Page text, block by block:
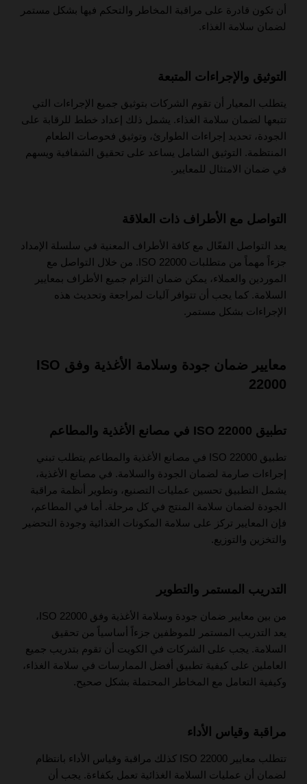
أن تكون قادرة على مراقبة المخاطر والتحكم فيها بشكل مستمر
لضمان سلامة الغذاء.
التوثيق والإجراءات المتبعة
يتطلب المعيار أن تقوم الشركات بتوثيق جميع الإجراءات التي
تتبعها لضمان سلامة الغذاء. يشمل ذلك إعداد خطط للرقابة على
الجودة، تحديد إجراءات الطوارئ، وتوثيق فحوصات الطعام
المنتظمة. التوثيق الشامل يساعد على تحقيق الشفافية ويسهم
في ضمان الامتثال للمعايير.
التواصل مع الأطراف ذات العلاقة
يعد التواصل الفعّال مع كافة الأطراف المعنية في سلسلة الإمداد
جزءاً مهماً من متطلبات ISO 22000. من خلال التواصل مع
الموردين والعملاء، يمكن ضمان التزام جميع الأطراف بمعايير
السلامة. كما يجب أن تتوافر آليات لمراجعة وتحديث هذه
الإجراءات بشكل مستمر.
معايير ضمان جودة وسلامة الأغذية وفق ISO
22000
تطبيق ISO 22000 في مصانع الأغذية والمطاعم
تطبيق ISO 22000 في مصانع الأغذية والمطاعم يتطلب تبني
إجراءات صارمة لضمان الجودة والسلامة. في مصانع الأغذية،
يشمل التطبيق تحسين عمليات التصنيع، وتطوير أنظمة مراقبة
الجودة لضمان سلامة المنتج في كل مرحلة. أما في المطاعم،
فإن المعايير تركز على سلامة المكونات الغذائية وجودة التحضير
والتخزين والتوزيع.
التدريب المستمر والتطوير
من بين معايير ضمان جودة وسلامة الأغذية وفق ISO 22000،
يعد التدريب المستمر للموظفين جزءاً أساسياً من تحقيق
السلامة. يجب على الشركات في الكويت أن تقوم بتدريب جميع
العاملين على كيفية تطبيق أفضل الممارسات في سلامة الغذاء،
وكيفية التعامل مع المخاطر المحتملة بشكل صحيح.
مراقبة وقياس الأداء
تتطلب معايير ISO 22000 كذلك مراقبة وقياس الأداء بانتظام
لضمان أن عمليات السلامة الغذائية تعمل بكفاءة. يجب أن